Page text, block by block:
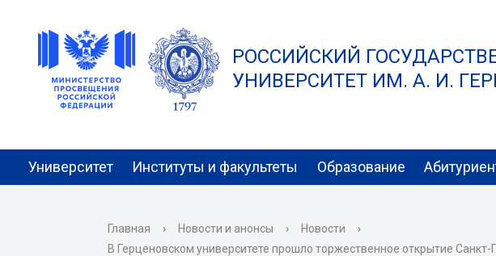
РОССИЙСКИЙ
УНИВЕРСИТЕТ ИМ. А. И.
Университет Институты и факультеты Образование
Главная › Новости и анонсы › Новости
›
В Герценовском университете прошло торжественное открытие